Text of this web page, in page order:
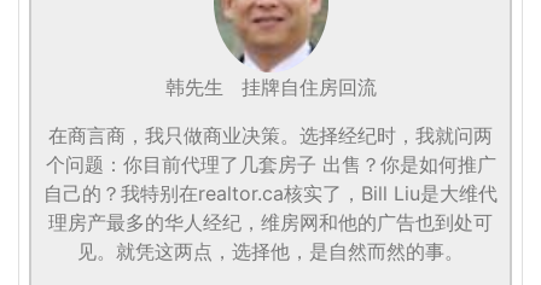
韩先生
挂牌自住房回流
在商言商，我只做商业决策。选择经纪时，我就问两
个问题：你目前代理了几套房子 出售？你是如何推广
自己的？我特别在realtor.ca核实了，Bill Liu是大维代
理房产最多的华人经纪，维房网和他的广告也到处可
见。就凭这两点，选择他，是自然而然的事。